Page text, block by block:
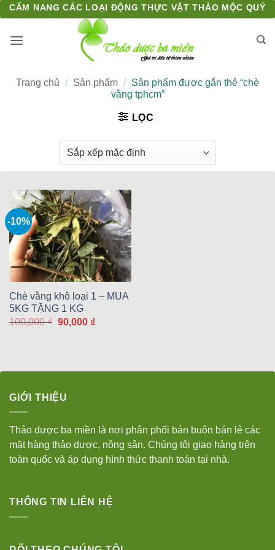
Bỏ
qua
nội
CẨM NANG CÁC LOẠI ĐỘNG THỰC VẬT THẢO MỘC QUÝ
Trang chủ / Sản phẩm /
Sản phẩm được gắn thẻ “chè
vằng tphcm”
LỌC
-10%
Chè vằng khô loại 1 – MUA
5KG TẶNG 1 KG
100,000₫ Giá
90,000 ₫Giá
GIỚI THIỆU
Thảo dược ba miền là nơi phân phối bán buôn bán lẻ các
mặt hàng thảo dược, nông sản. Chúng tôi giao hàng trên
toàn quốc và áp dụng hình thức thanh toán tại nhà.
THÔNG TIN LIÊN HỆ